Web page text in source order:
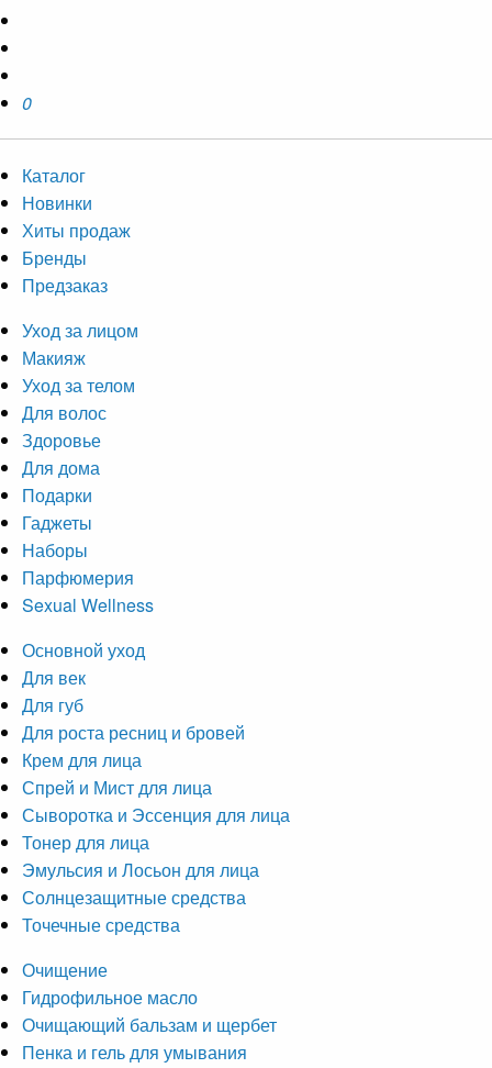
0
Каталог
Новинки
Хиты продаж
Бренды
Предзаказ
Уход за лицом
Макияж
Уход за телом
Для волос
Здоровье
Для дома
Подарки
Гаджеты
Наборы
Парфюмерия
Sexual Wellness
Основной уход
Для век
Для губ
Для роста ресниц и бровей
Крем для лица
Спрей и Мист для лица
Сыворотка и Эссенция для лица
Тонер для лица
Эмульсия и Лосьон для лица
Солнцезащитные средства
Точечные средства
Очищение
Гидрофильное масло
Очищающий бальзам и щербет
Пенка и гель для умывания